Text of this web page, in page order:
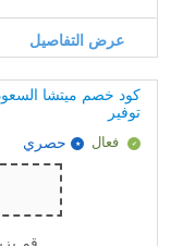
عرض التفاصيل
توفير
فعال حصري